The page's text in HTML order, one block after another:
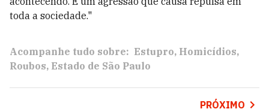
toda a sociedade."
Acompanhe tudo sobre: Estupro Homicídios
Roubos Estado de São Paulo
PRÓXIMO